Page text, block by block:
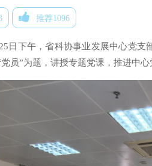
推荐1096
日下午，省科协事业发展中心党
员”为题，讲授专题党课，推进中心